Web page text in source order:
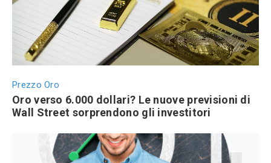
Prezzo Oro
Oro verso 6.000 dollari? Le nuove previsioni di
Wall Street sorprendono gli investitori